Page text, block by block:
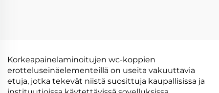
Korkeapainelaminoitujen wc-koppien
erotteluseinäelementeillä on useita vakuuttavia
etuja, jotka tekevät niistä suosittuja kaupallisissa ja